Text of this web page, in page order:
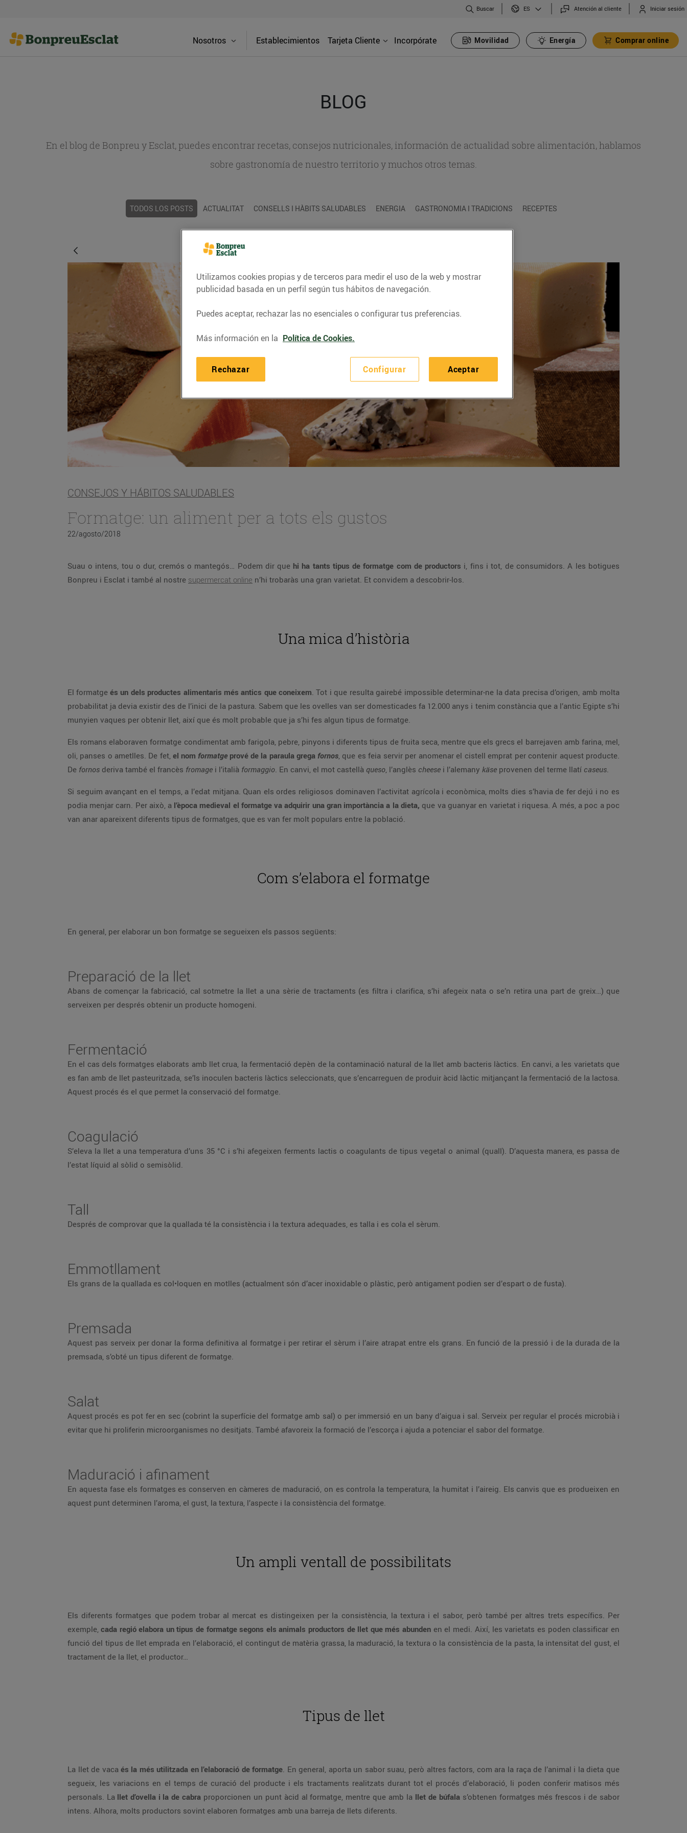
Buscar ES Atención al cliente Iniciar sesión
Nosotros Establecimientos Tarjeta Cliente Incorpórate Movilidad Energía Comprar online
BLOG
En el blog de Bonpreu y Esclat, puedes encontrar recetas, consejos nutricionales, información de actualidad sobre alimentación, hablamos
sobre gastronomía de nuestro territorio y muchos otros temas.
TODOS LOS POSTS ACTUALITAT CONSELLS I HÀBITS SALUDABLES ENERGIA GASTRONOMIA I TRADICIONS RECEPTES
CONSEJOS Y HÁBITOS SALUDABLES
Formatge: un aliment per a tots els gustos
22/agosto/2018
Suau o intens, tou o dur, cremós o mantegós… Podem dir que hi ha tants tipus de formatge com de productors i, fins i tot, de consumidors. A les botigues
Bonpreu i Esclat i també al nostre supermercat online n’hi trobaràs una gran varietat. Et convidem a descobrir-los.
Una mica d’història
El formatge és un dels productes alimentaris més antics que coneixem. Tot i que resulta gairebé impossible determinar-ne la data precisa d’origen, amb molta
probabilitat ja devia existir des de l’inici de la pastura. Sabem que les ovelles van ser domesticades fa 12.000 anys i tenim constància que a l’antic Egipte s’hi
munyien vaques per obtenir llet, així que és molt probable que ja s’hi fes algun tipus de formatge.
Els romans elaboraven formatge condimentat amb farigola, pebre, pinyons i diferents tipus de fruita seca, mentre que els grecs el barrejaven amb farina, mel,
oli, panses o ametlles. De fet, el nom formatge prové de la paraula grega fornos, que es feia servir per anomenar el cistell emprat per contenir aquest producte.
De fornos deriva també el francès fromage i l’italià formaggio. En canvi, el mot castellà queso, l’anglès cheese i l’alemany käse provenen del terme llatí caseus.
Si seguim avançant en el temps, a l’edat mitjana. Quan els ordes religiosos dominaven l’activitat agrícola i econòmica, molts dies s’havia de fer dejú i no es
podia menjar carn. Per això, a l’època medieval el formatge va adquirir una gran importància a la dieta, que va guanyar en varietat i riquesa. A més, a poc a poc
van anar apareixent diferents tipus de formatges, que es van fer molt populars entre la població.
Com s’elabora el formatge
En general, per elaborar un bon formatge se segueixen els passos següents:
Preparació de la llet
Abans de començar la fabricació, cal sotmetre la llet a una sèrie de tractaments (es filtra i clarifica, s’hi afegeix nata o se’n retira una part de greix…) que
serveixen per després obtenir un producte homogeni.
Fermentació
En el cas dels formatges elaborats amb llet crua, la fermentació depèn de la contaminació natural de la llet amb bacteris làctics. En canvi, a les varietats que
es fan amb de llet pasteuritzada, se’ls inoculen bacteris làctics seleccionats, que s’encarreguen de produir àcid làctic mitjançant la fermentació de la lactosa.
Aquest procés és el que permet la conservació del formatge.
Coagulació
S’eleva la llet a una temperatura d’uns 35 °C i s’hi afegeixen ferments lactis o coagulants de tipus vegetal o animal (quall). D’aquesta manera, es passa de
l’estat líquid al sòlid o semisòlid.
Tall
Després de comprovar que la quallada té la consistència i la textura adequades, es talla i es cola el sèrum.
Emmotllament
Els grans de la quallada es col•loquen en motlles (actualment són d’acer inoxidable o plàstic, però antigament podien ser d’espart o de fusta).
Premsada
Aquest pas serveix per donar la forma definitiva al formatge i per retirar el sèrum i l’aire atrapat entre els grans. En funció de la pressió i de la durada de la
premsada, s’obté un tipus diferent de formatge.
Salat
Aquest procés es pot fer en sec (cobrint la superfície del formatge amb sal) o per immersió en un bany d’aigua i sal. Serveix per regular el procés microbià i
evitar que hi proliferin microorganismes no desitjats. També afavoreix la formació de l’escorça i ajuda a potenciar el sabor del formatge.
Maduració i afinament
En aquesta fase els formatges es conserven en càmeres de maduració, on es controla la temperatura, la humitat i l’aireig. Els canvis que es produeixen en
aquest punt determinen l’aroma, el gust, la textura, l’aspecte i la consistència del formatge.
Un ampli ventall de possibilitats
Els diferents formatges que podem trobar al mercat es distingeixen per la consistència, la textura i el sabor, però també per altres trets específics. Per
exemple, cada regió elabora un tipus de formatge segons els animals productors de llet que més abunden en el medi. Així, les varietats es poden classificar en
funció del tipus de llet emprada en l’elaboració, el contingut de matèria grassa, la maduració, la textura o la consistència de la pasta, la intensitat del gust, el
tractament de la llet, el productor…
Tipus de llet
La llet de vaca és la més utilitzada en l’elaboració de formatge. En general, aporta un sabor suau, però altres factors, com ara la raça de l’animal i la dieta que
segueix, les variacions en el temps de curació del producte i els tractaments realitzats durant tot el procés d’elaboració, li poden conferir matisos més
personals. La llet d’ovella i la de cabra proporcionen un punt àcid al formatge, mentre que amb la llet de búfala s’obtenen formatges més frescos i de sabor
intens. Alhora, molts productors sovint elaboren formatges amb una barreja de llets diferents.
Utilizamos cookies propias y de terceros para medir el uso de la web y mostrar
publicidad basada en un perfil según tus hábitos de navegación.
Puedes aceptar, rechazar las no esenciales o configurar tus preferencias.
Más información en la Política de Cookies.
Configurar
Rechazar Aceptar